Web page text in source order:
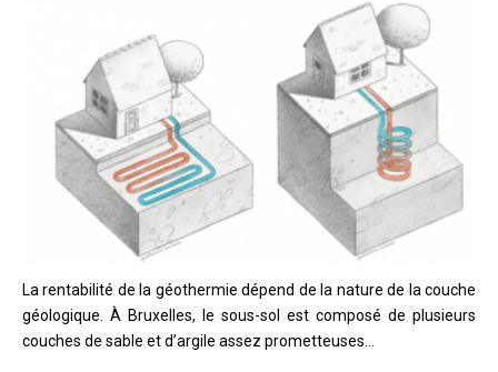
La rentabilité de la géothermie dépend de la nature de la couche
géologique. À Bruxelles, le sous-sol est composé de plusieurs
couches de sable et d’argile assez prometteuses...